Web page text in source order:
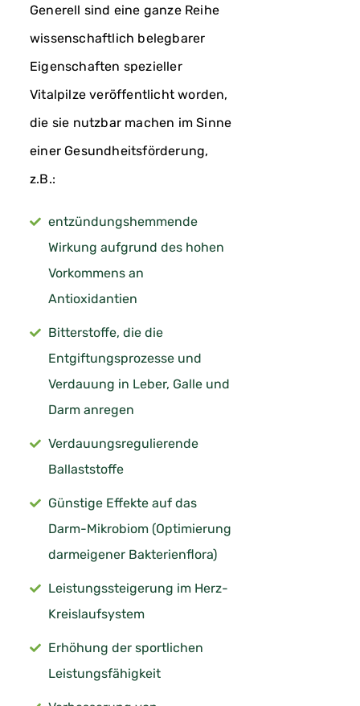
Generell sind eine ganze Reihe
wissenschaftlich belegbarer
Eigenschaften spezieller
Vitalpilze veröffentlicht worden,
die sie nutzbar machen im Sinne
einer Gesundheitsförderung,
z.B.:
entzündungshemmende
Wirkung aufgrund des hohen
Vorkommens an
Antioxidantien
Bitterstoffe, die die
Entgiftungsprozesse und
Verdauung in Leber, Galle und
Darm anregen
Verdauungsregulierende
Ballaststoffe
Günstige Effekte auf das
Darm-Mikrobiom (Optimierung
darmeigener Bakterienflora)
Leistungssteigerung im Herz-
Kreislaufsystem
Erhöhung der sportlichen
Leistungsfähigkeit